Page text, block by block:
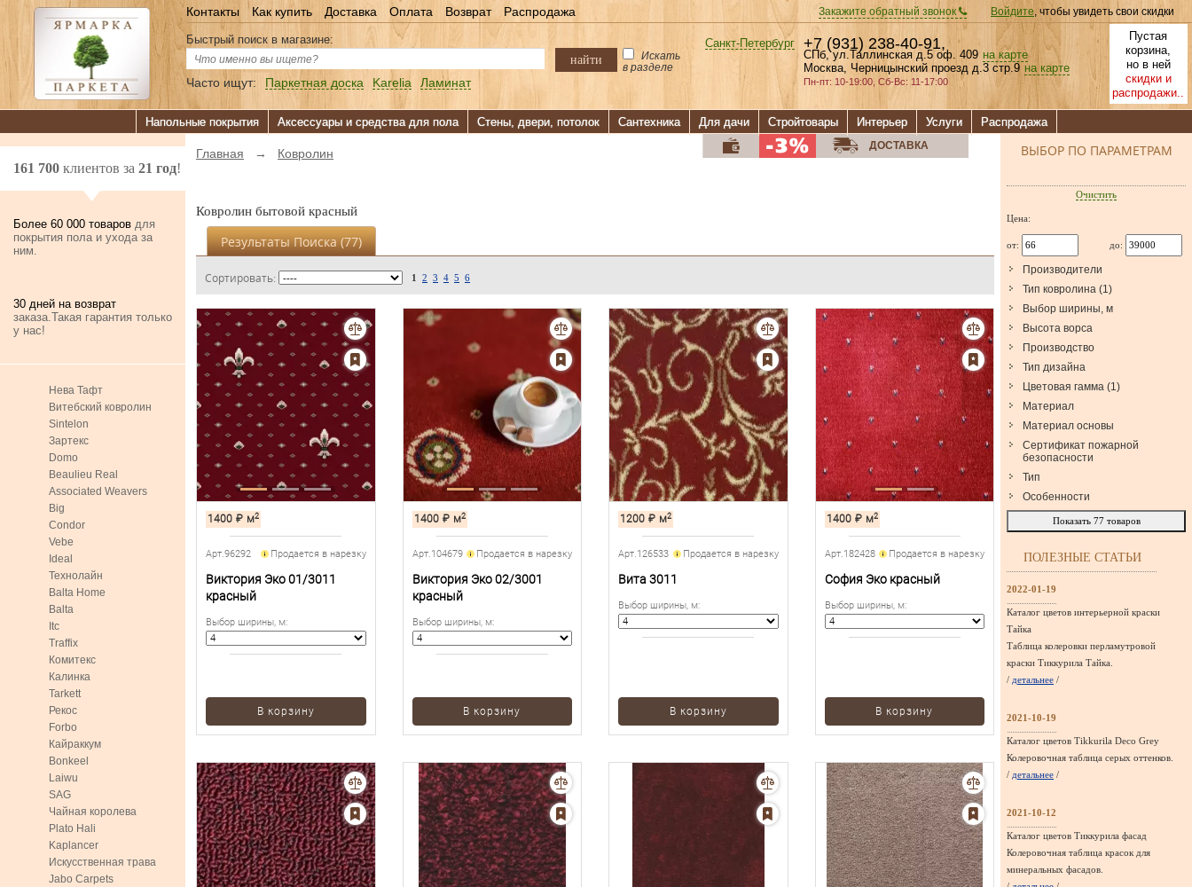
Закажите обратный звонок Войдите, чтобы увидеть свои скидки
Контакты Как купить Доставка Оплата Возврат Распродажа
Пустая
корзина,
но в ней
скидки и
распродажи..
Санкт-Петербург +7 (931) 238-40-91,
СПб, ул.Таллинская д.5 оф. 409 на карте
Москва, Черницынский проезд д.3 стр.9 на карте
Пн-пт: 10-19:00, Сб-Вс: 11-17:00
Быстрый поиск в магазине:
найти
Искать
в разделе
Часто ищут: Паркетная доска Karelia Ламинат
Напольные покрытия Аксессуары и средства для пола Стены, двери, потолок Сантехника Для дачи Стройтовары Интерьер Услуги Распродажа
161 700 клиентов за 21 год!
Более 60 000 товаров для
покрытия пола и ухода за
ним.
30 дней на возврат
заказа.Такая гарантия только
у нас!
Нева Тафт
Витебский ковролин
Sintelon
Зартекс
Domo
Beaulieu Real
Associated Weavers
Big
Condor
Vebe
Ideal
Технолайн
Balta Home
Balta
Itc
Traffix
Комитекс
Калинка
Tarkett
Рекос
Forbo
Кайраккум
Bonkeel
Laiwu
SAG
Чайная королева
Plato Hali
Kaplancer
Искусственная трава
Jabo Carpets
Главная → Ковролин
ДОСТАВКА
Ковролин бытовой красный
Результаты Поиска (77)
Сортировать: 1 2 3 4 5 6
1400 ₽ м2
Арт.96292 Продается в нарезку
Виктория Эко 01/3011
красный
Выбор ширины, м:
В корзину
1400 ₽ м2
Арт.104679 Продается в нарезку
Виктория Эко 02/3001
красный
Выбор ширины, м:
В корзину
1200 ₽ м2
Арт.126533 Продается в нарезку
Вита 3011
Выбор ширины, м:
В корзину
1400 ₽ м2
Арт.182428 Продается в нарезку
София Эко красный
Выбор ширины, м:
В корзину
ВЫБОР ПО ПАРАМЕТРАМ
Очистить
Цена:
от: до:
Производители
Тип ковролина (1)
Выбор ширины, м
Высота ворса
Производство
Тип дизайна
Цветовая гамма (1)
Материал
Материал основы
Сертификат пожарной
безопасности
Тип
Особенности
Показать 77 товаров
ПОЛЕЗНЫЕ СТАТЬИ
2022-01-19
Каталог цветов интерьерной краски
Тайка
Таблица колеровки перламутровой
краски Тиккурила Тайка.
/ детальнее /
2021-10-19
Каталог цветов Tikkurila Deco Grey
Колеровочная таблица серых оттенков.
/ детальнее /
2021-10-12
Каталог цветов Тиккурила фасад
Колеровочная таблица красок для
минеральных фасадов.